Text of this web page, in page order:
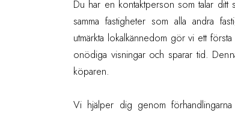
Du har en kontaktperson som talar ditt
samma fastigheter som alla andra
utmärkta lokalkännedom gör vi ett
onödiga visningar och sparar tid.
köparen.
Vi hjälper dig genom